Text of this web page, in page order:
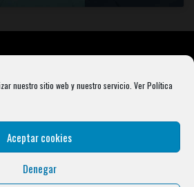
nuestro sitio web y nuestro servicio. Ver Política
Aceptar cookies
Denegar
Pasaje Rustullet 18, 08041 (Barcelona)